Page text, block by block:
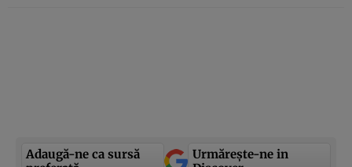
Adaugă-ne ca sursă
Urmărește-ne in